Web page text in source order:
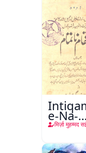
e-Na-
मिर्ज़ा मुहम्मद